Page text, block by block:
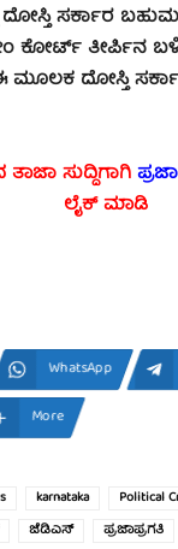
ಸರ್ಕಾರ
ಕೋರ್ಟ್ ತೀರ್ಪಿನ
ಮೂಲಕ ದೋಸ್ತಿ
ಸುದ್ದಿಗಾಗಿ
ಲೈಕ್ ಮಾಡಿ
WhatsApp
More
karnataka Political
ಜೆಡಿಎಸ್ ಪ್ರಜಾಪ್ರಗತಿ